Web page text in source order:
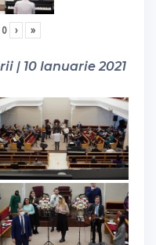
› »
| 10 Ianuarie 2021